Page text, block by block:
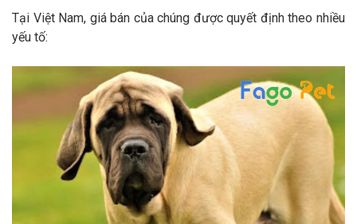
Tại Việt Nam, giá bán của chúng được quyết định theo nhiều
yếu tố: